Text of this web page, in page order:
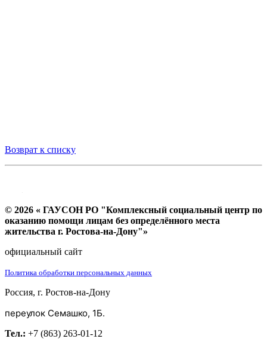
Возврат к списку
© 2026 « ГАУСОН РО "Комплексный социальный центр по
оказанию помощи лицам без определённого места
жительства г. Ростова-на-Дону"»
официальный сайт
Политика обработки персональных данных
Россия, г. Ростов-на-Дону
переулок Семашко, 1Б.
Тел.: +7 (863) 263-01-12